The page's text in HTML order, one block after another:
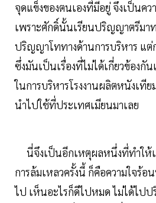
จุดแข็งของตนเองที่มีอยู่ จึงเป็นคว
เพราะศักดิ์นั้นเรียนปริญญาตรีมา
ปริญญาโททางด้านการบริหาร แต่
ซึ่งมันเป็นเรื่องที่ไม่ได้เกี่ยวข้องกั
ในการบริหารโรงงานผลิตหนังเที
นำไปใช้ที่ประเทศเมียนมาเลย
นี่จึงเป็นอีกเหตุผลหนึ่งที่ทำให้เ
การล้มเหลวครั้งนี้ ก็คือความใจร้
ไป เห็นอะไรก็ดีไปหมด ไม่ได้ไป